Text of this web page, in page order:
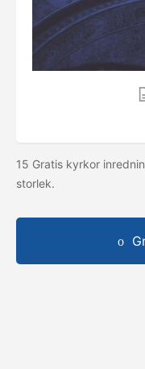
15 Gratis kyrkor
storlek.